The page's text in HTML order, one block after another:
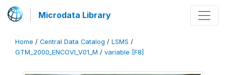
Microdata Library
Home / Central Data Catalog / LSMS /
GTM_2000_ENCOVI_V01_M / variable [F8]